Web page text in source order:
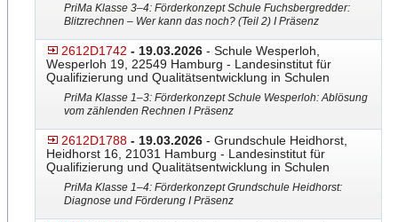
PriMa Klasse 3–4: Förderkonzept Schule Fuchsbergredder:
Blitzrech​​nen – Wer kann das noch? (Teil 2) I Präsenz
2612D1742 - 19.03.2026 - Schule Wesperloh,
Wesperloh 19, 22549 Hamburg - Landesinstitut für
Qualifizierung und Qualitätsentwicklung in Schulen
PriMa Klasse 1–3: Förderkonzept Schule Wesperloh: Ablösung
vom zählenden Rechnen I Präsenz
2612D1788 - 19.03.2026 - Grundschule Heidhorst,
Heidhorst 16, 21031 Hamburg - Landesinstitut für
Qualifizierung und Qualitätsentwicklung in Schulen
PriMa Klasse 1–4: Förderkonzept Grundschule Heidhorst:
Diagnose und Förderung I Präsenz